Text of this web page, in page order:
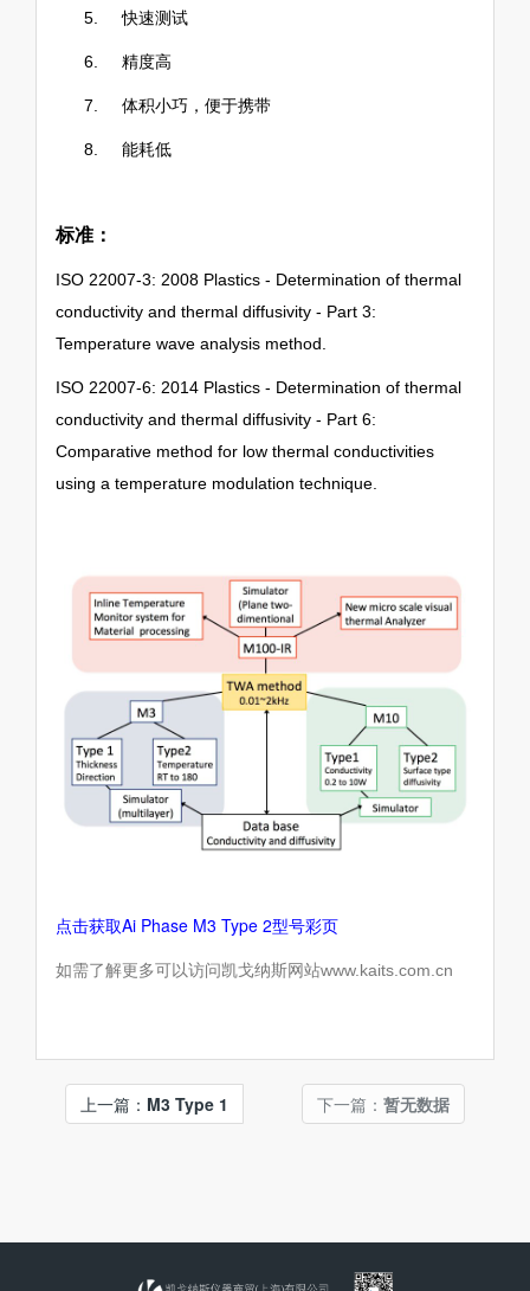
5. 快速测试
6. 精度高
7. 体积小巧，便于携带
8. 能耗低
标准：
ISO 22007-3: 2008 Plastics - Determination of thermal
conductivity and thermal diffusivity - Part 3:
Temperature wave analysis method.
ISO 22007-6: 2014 Plastics - Determination of thermal
conductivity and thermal diffusivity - Part 6:
Comparative method for low thermal conductivities
using a temperature modulation technique.
点击获取Ai Phase M3 Type 2型号彩页
如需了解更多可以访问凯戈纳斯网站www.kaits.com.cn
上一篇： M3 Type 1 下一篇： 暂无数据